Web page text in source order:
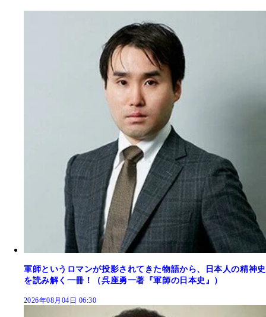
軍師というロマンが投影されてきた物語から、日本人の精神史
を読み解く一冊！（呉座勇一著『軍師の日本史』）
2026年08月04日 06:30